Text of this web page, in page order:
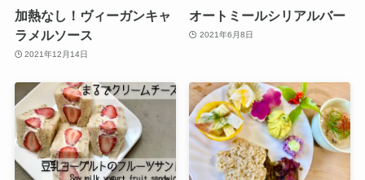
加熱なし！ヴィーガンキャ
ラメルソース
2021年12月14日
オートミールシリアルバー
2021年6月8日